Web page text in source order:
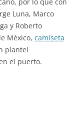
Luna, Marco
y Roberto
México, camiseta
plantel
el puerto.